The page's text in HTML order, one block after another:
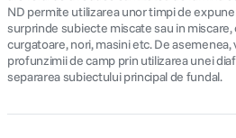
ND permite utilizarea unor timpi de
surprinde subiecte miscate sau in miscare,
curgatoare, nori, masini etc. De asemenea,
profunzimii de camp prin utilizarea unei
separarea subiectului principal de fundal.